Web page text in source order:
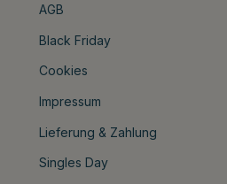
AGB
Black Friday
Cookies
Impressum
Lieferung & Zahlung
Singles Day